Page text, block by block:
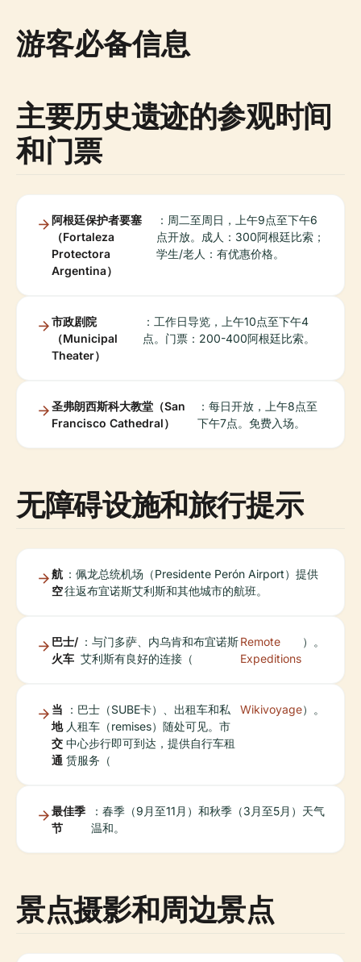
游客必备信息
主要历史遗迹的参观时间
和门票
阿根廷保护者要塞
（Fortaleza
Protectora
Argentina）
：周二至周日，上午9点至下午6
点开放。成人：300阿根廷比索；
学生/老人：有优惠价格。
市政剧院
（Municipal
Theater）
：工作日导览，上午10点至下午4
点。门票：200-400阿根廷比索。
圣弗朗西斯科大教堂（San
Francisco Cathedral）
：每日开放，上午8点至
下午7点。免费入场。
无障碍设施和旅行提示
航
空
：佩龙总统机场（Presidente Perón Airport）提供
往返布宜诺斯艾利斯和其他城市的航班。
巴士/
火车
：与门多萨、内乌肯和布宜诺斯
艾利斯有良好的连接（
Remote
Expeditions
）。
当
地
交
通
：巴士（SUBE卡）、出租车和私
人租车（remises）随处可见。市
中心步行即可到达，提供自行车租
赁服务（
Wikivoyage）。
最佳季
节
：春季（9月至11月）和秋季（3月至5月）天气
温和。
景点摄影和周边景点